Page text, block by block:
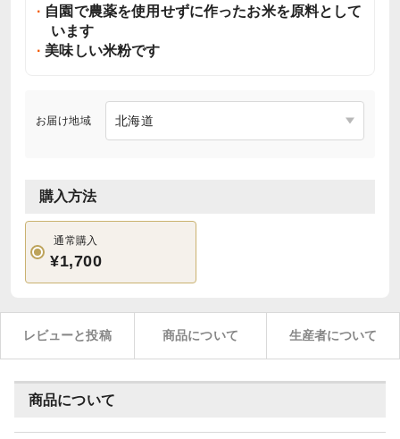
自園で農薬を使用せずに作ったお米を原料として
います
美味しい米粉です
お届け地域
購入方法
通常購入
¥1,700
レビューと投稿 商品について 生産者について
商品について